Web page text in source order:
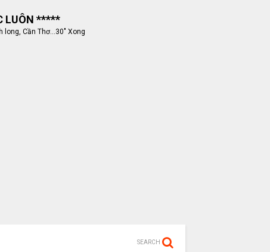
LUÔN *****
long, Cần Thơ...30" Xong
SEARCH